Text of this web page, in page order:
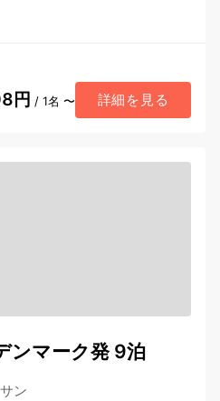
円 / 1名 〜 詳細を見る
ンマーク発 9泊
ン